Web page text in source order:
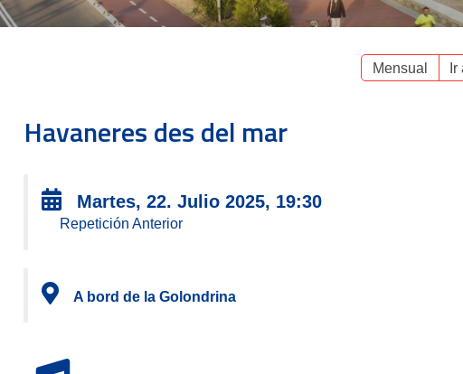
Mensual
Havaneres des del mar
Martes, 22. Julio 2025, 19:30
Repetición Anterior
A bord de la Golondrina